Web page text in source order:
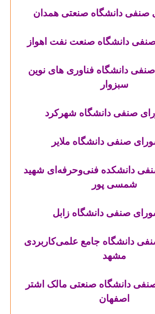
صنفی دانشگاه فناوری های نوین
سبزوار
صنفی دانشکده فنی‌و‌حرفه‌ای شهید
شمسی پور
صنفی دانشگاه جامع علمی‌کاربردی
مشهد
صنفی دانشگاه صنعتی مالک اشتر
اصفهان